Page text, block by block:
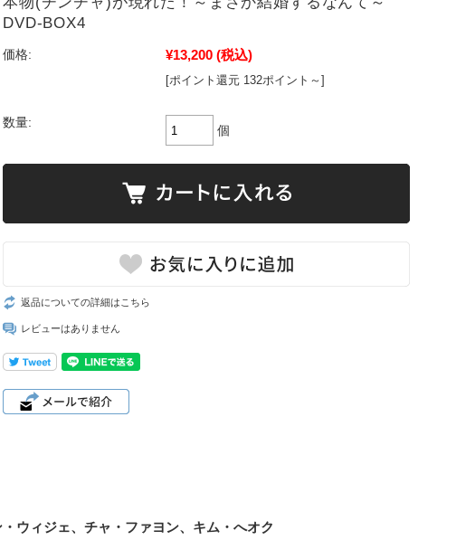
DVD-BOX4
価格: ¥13,200 (税込)
[ポイント還元 132ポイント～]
数量:
個
返品についての詳細はこちら
レビューはありません
ウィジェ、チャ・ファヨン、キム・へオク